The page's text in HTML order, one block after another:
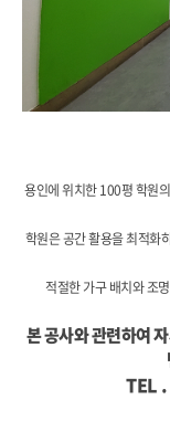
용인에 위치한 100평 학원
학원은 공간 활용을 최적화
적절한 가구 배치와 조
본 공사와 관련하여
TEL